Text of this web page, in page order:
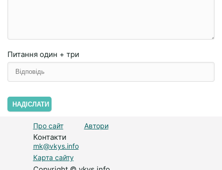
Питання один + три
НАДІСЛАТИ
Про сайт Автори
Контакти
mk@vkys.info
Карта сайту